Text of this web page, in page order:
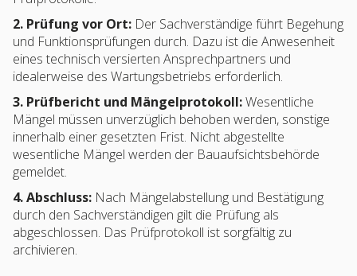
2. Prüfung vor Ort: Der Sachverständige führt Begehung
und Funktionsprüfungen durch. Dazu ist die Anwesenheit
eines technisch versierten Ansprechpartners und
idealerweise des Wartungsbetriebs erforderlich.
3. Prüfbericht und Mängelprotokoll:Wesentliche
Mängel müssen unverzüglich behoben werden, sonstige
innerhalb einer gesetzten Frist. Nicht abgestellte
wesentliche Mängel werden der Bauaufsichtsbehörde
gemeldet.
4. Abschluss: Nach Mängelabstellung und Bestätigung
durch den Sachverständigen gilt die Prüfung als
abgeschlossen. Das Prüfprotokoll ist sorgfältig zu
archivieren.